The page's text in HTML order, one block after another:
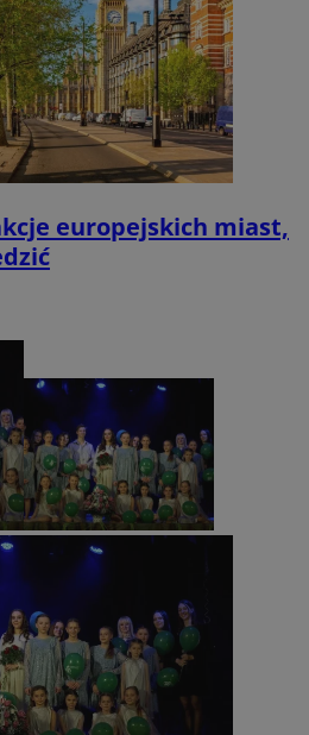
europejskich miast,